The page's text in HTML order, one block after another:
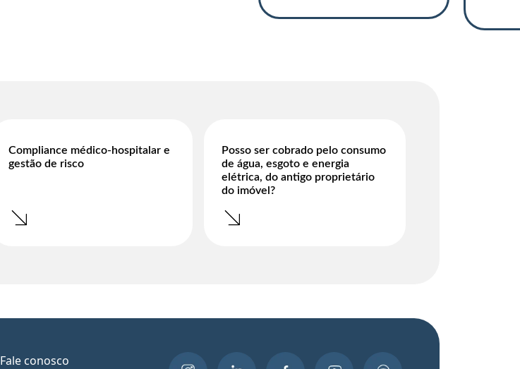
Compliance médico-hospitalar e
gestão de risco
Posso ser cobrado pelo consumo
de água, esgoto e energia
elétrica, do antigo proprietário
do imóvel?
Fale conosco